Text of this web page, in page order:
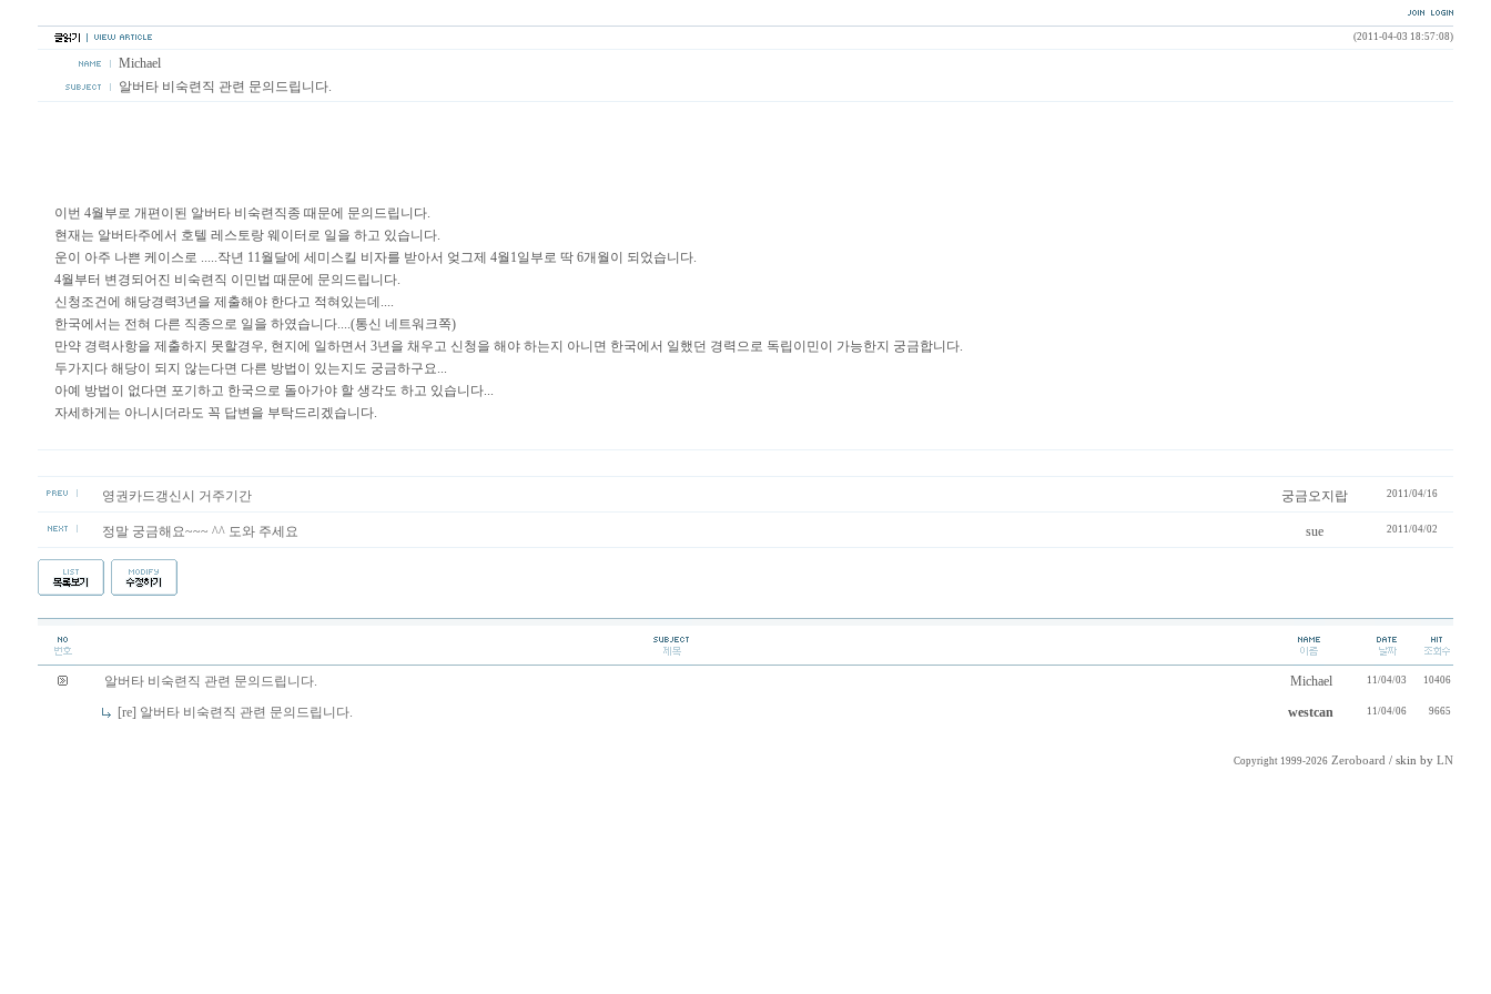
(2011-04-03 18:57:08)
Michael
알버타 비숙련직 관련 문의드립니다.
이번 4월부로 개편이된 알버타 비숙련직종 때문에 문의드립니다.
현재는 알버타주에서 호텔 레스토랑 웨이터로 일을 하고 있습니다.
운이 아주 나쁜 케이스로 .....작년 11월달에 세미스킬 비자를 받아서 엊그제 4월1일부로 딱 6개월이 되었습니다.
4월부터 변경되어진 비숙련직 이민법 때문에 문의드립니다.
신청조건에 해당경력3년을 제출해야 한다고 적혀있는데....
한국에서는 전혀 다른 직종으로 일을 하였습니다....(통신 네트워크쪽)
만약 경력사항을 제출하지 못할경우, 현지에 일하면서 3년을 채우고 신청을 해야 하는지 아니면 한국에서 일했던 경력으로 독립이민이 가능한지 궁금합니다.
두가지다 해당이 되지 않는다면 다른 방법이 있는지도 궁금하구요...
아예 방법이 없다면 포기하고 한국으로 돌아가야 할 생각도 하고 있습니다...
자세하게는 아니시더라도 꼭 답변을 부탁드리겠습니다.
영권카드갱신시 거주기간 궁금오지랍 2011/04/16
정말 궁금해요~~~ ^^ 도와 주세요 sue 2011/04/02
알버타 비숙련직 관련 문의드립니다. Michael 11/04/03 10406
[re] 알버타 비숙련직 관련 문의드립니다. westcan 11/04/06 9665
Copyright 1999-2026 Zeroboard / skin by LN